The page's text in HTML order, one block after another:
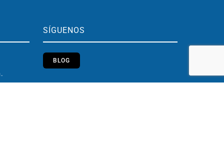
SÍGUENOS
BLOG